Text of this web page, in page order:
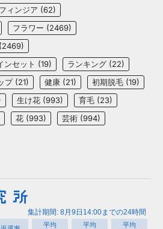
フィンジア (62)
フラワー (2469)
(2469)
ンセット (19) ランキング (22)
プ(21) 健康 (21) 初期脱毛 (19)
生け花 (993) 育毛 (23)
花 (993) 芸術 (994)